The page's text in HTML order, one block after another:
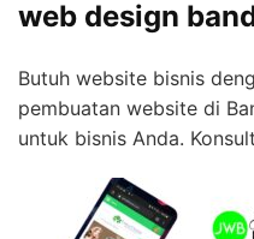
web design
Butuh website bisnis
pembuatan website di
untuk bisnis Anda.